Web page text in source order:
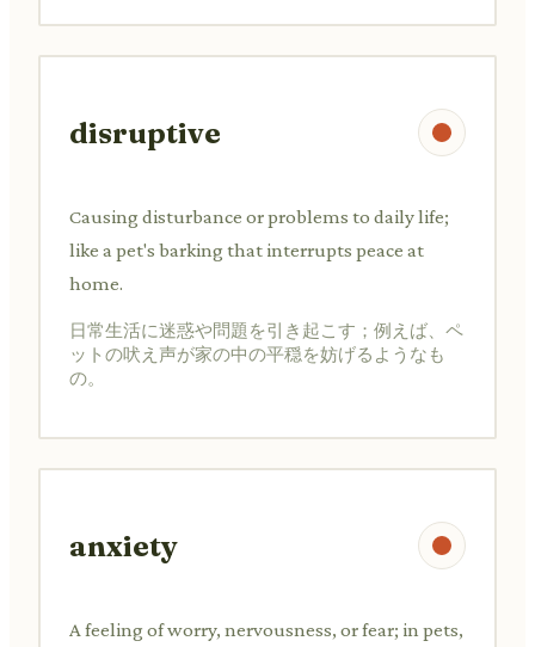
disruptive
Causing disturbance or problems to daily life;
like a pet's barking that interrupts peace at
home.
日常生活に迷惑や問題を引き起こす；例えば、ペ
ットの吠え声が家の中の平穏を妨げるようなも
の。
anxiety
A feeling of worry, nervousness, or fear; in pets,